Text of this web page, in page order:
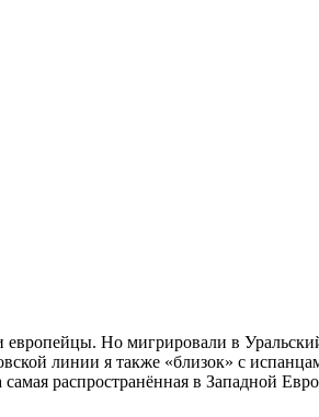
Но мигрировали в
линии я также «близок» с
распространённая в Западной